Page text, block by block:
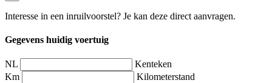
Interesse in een inruilvoorstel? Je kan deze direct aanvragen.
Gegevens huidig voertuig
NL
Kenteken
Km
Kilometerstand